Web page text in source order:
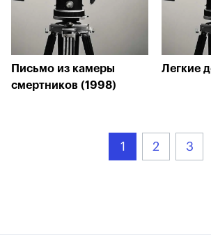
Письмо из камеры
смертников (1998)
Легкие
1 2 3